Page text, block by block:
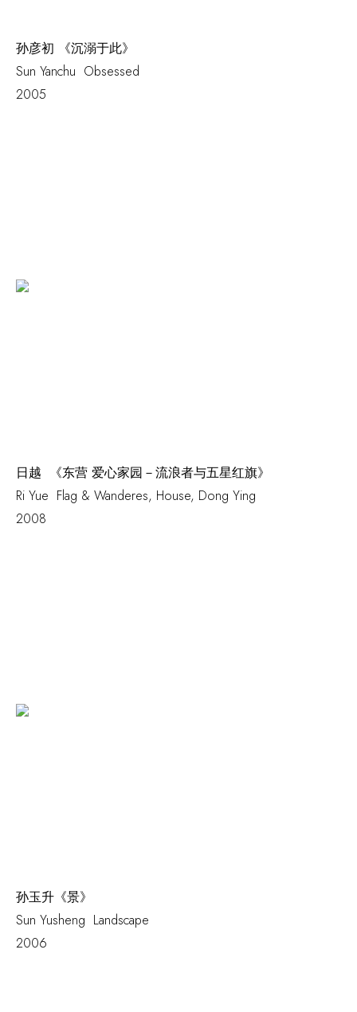
孙彦初 《沉溺于此》
Sun Yanchu Obsessed
2005
日越 《东营 爱心家园－流浪者与五星红旗》
Ri Yue Flag & Wanderes, House, Dong Ying
2008
孙玉升《景》
Sun Yusheng Landscape
2006